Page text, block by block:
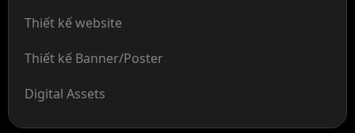
Thiết kế website
Thiết kế Banner/Poster
Digital Assets